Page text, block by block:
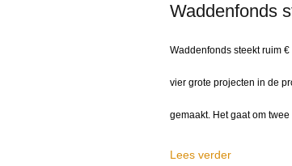
Waddenfonds
Waddenfonds steekt ruim
vier grote projecten in de
gemaakt. Het gaat om
Lees verder